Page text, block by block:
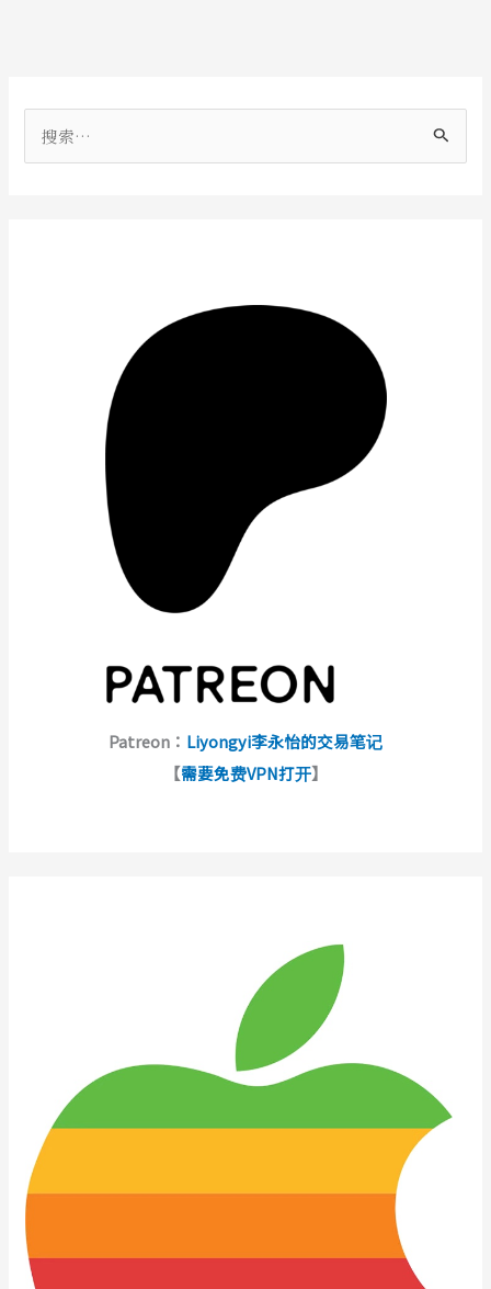
Patreon： Liyongyi李永怡的交易笔记
【需要免费VPN打开】